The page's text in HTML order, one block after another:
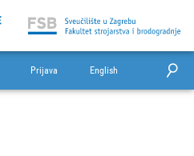
Prijava English